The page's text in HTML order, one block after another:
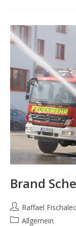
Brand
Beitrags-
Autor:
Raffael
Beitrags-
Allgemein